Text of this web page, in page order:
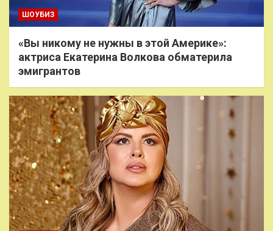
ШОУБИЗ
«Вы никому не нужны в этой Америке»:
актриса Екатерина Волкова обматерила
эмигрантов